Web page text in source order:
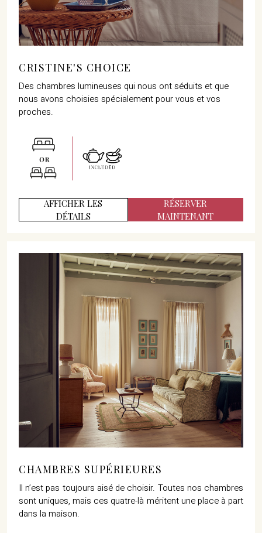
CRISTINE'S CHOICE
Des chambres lumineuses qui nous ont séduits et que
nous avons choisies spécialement pour vous et vos
proches.
AFFICHER LES
DÉTAILS
RÉSERVER
MAINTENANT
CHAMBRES SUPÉRIEURES
Il n’est pas toujours aisé de choisir. Toutes nos chambres
sont uniques, mais ces quatre-là méritent une place à part
dans la maison.